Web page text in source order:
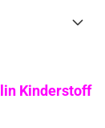
Kinderstoff